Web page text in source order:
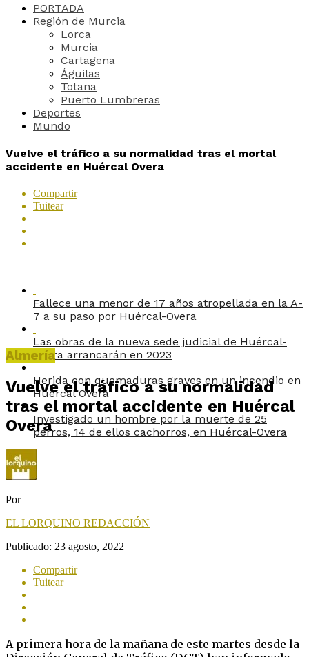
PORTADA
Región de Murcia
Lorca
Murcia
Cartagena
Águilas
Totana
Puerto Lumbreras
Deportes
Mundo
Vuelve el tráfico a su normalidad tras el mortal
accidente en Huércal Overa
Compartir
Tuitear
Fallece una menor de 17 años atropellada en la A-
7 a su paso por Huércal-Overa
Las obras de la nueva sede judicial de Huércal-
Overa arrancarán en 2023
Herida con quemaduras graves en un incendio en
Huércal Overa
Investigado un hombre por la muerte de 25
perros, 14 de ellos cachorros, en Huércal-Overa
Almería
Vuelve el tráfico a su normalidad
tras el mortal accidente en Huércal
Overa
Por
EL LORQUINO REDACCIÓN
Publicado: 23 agosto, 2022
Compartir
Tuitear
A primera hora de la mañana de este martes desde la